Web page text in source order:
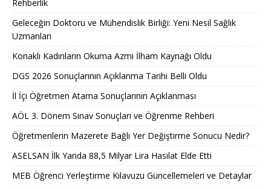
Rehberlik
Geleceğin Doktoru ve Mühendislik Birliği: Yeni Nesil Sağlık
Uzmanları
Konaklı Kadınların Okuma Azmi İlham Kaynağı Oldu
DGS 2026 Sonuçlarının Açıklanma Tarihi Belli Oldu
İl İçi Öğretmen Atama Sonuçlarının Açıklanması
AÖL 3. Dönem Sınav Sonuçları ve Öğrenme Rehberi
Öğretmenlerin Mazerete Bağlı Yer Değiştirme Sonucu Nedir?
ASELSAN İlk Yarıda 88,5 Milyar Lira Hasılat Elde Etti
MEB Öğrenci Yerleştirme Kılavuzu Güncellemeleri ve Detaylar